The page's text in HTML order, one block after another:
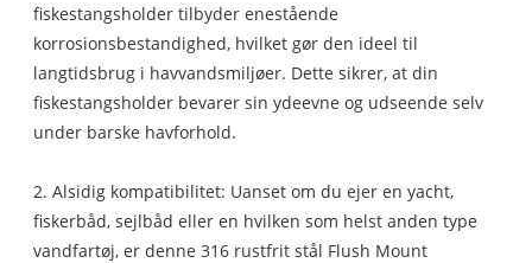
fiskestangsholder tilbyder enestående
korrosionsbestandighed, hvilket gør den ideel til
langtidsbrug i havvandsmiljøer. Dette sikrer, at din
fiskestangsholder bevarer sin ydeevne og udseende selv
under barske havforhold.
2. Alsidig kompatibilitet: Uanset om du ejer en yacht,
fiskerbåd, sejlbåd eller en hvilken som helst anden type
vandfartøj, er denne 316 rustfrit stål Flush Mount